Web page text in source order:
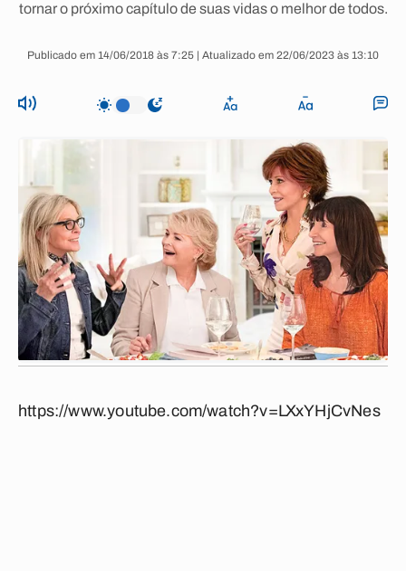
tornar o próximo capítulo de suas vidas o melhor de todos.
Publicado em 14/06/2018 às 7:25 | Atualizado em 22/06/2023 às 13:10
https://www.youtube.com/watch?v=LXxYHjCvNes